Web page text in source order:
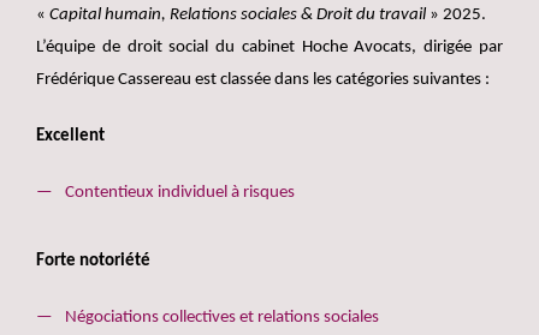
« Capital humain, Relations sociales & Droit du travail » 2025.
L’équipe de droit social du cabinet Hoche Avocats, dirigée par
Frédérique Cassereau est classée dans les catégories suivantes :
Excellent
Contentieux individuel à risques
Forte notoriété
Négociations collectives et relations sociales